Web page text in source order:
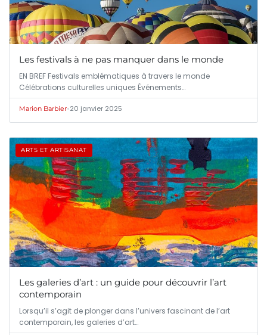
Les festivals à ne pas manquer dans le monde
EN BREF Festivals emblématiques à travers le monde
Célébrations culturelles uniques Événements…
Marion Barbier•20 janvier 2025
ARTS ET ARTISANAT
Les galeries d’art : un guide pour découvrir l’art
contemporain
Lorsqu’il s’agit de plonger dans l’univers fascinant de l’art
contemporain, les galeries d’art…